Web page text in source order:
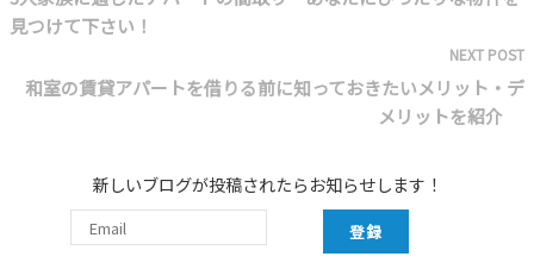
見つけて下さい！
NEXT POST
和室の賃貸アパートを借りる前に知っておきたいメリット・デ
メリットを紹介
新しいブログが投稿されたらお知らせします！
登録